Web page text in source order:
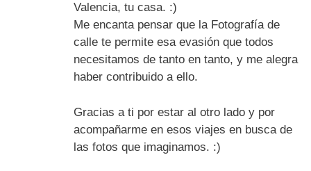
Valencia, tu casa. :)
Me encanta pensar que la Fotografía de
calle te permite esa evasión que todos
necesitamos de tanto en tanto, y me alegra
haber contribuido a ello.
Gracias a ti por estar al otro lado y por
acompañarme en esos viajes en busca de
las fotos que imaginamos. :)